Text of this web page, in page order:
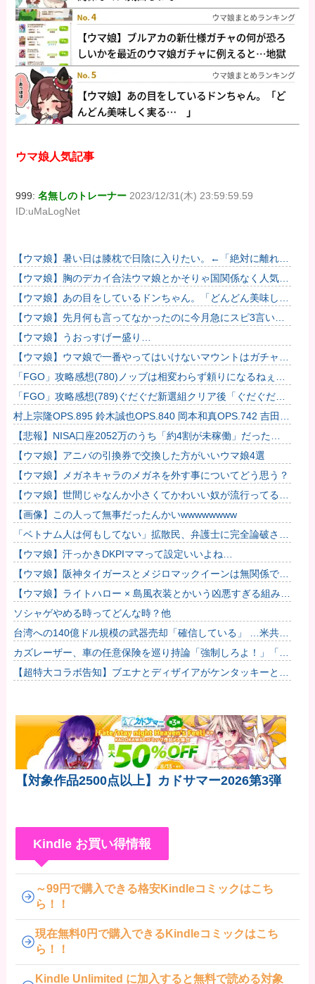
ウマ娘人気記事
999:名無しのトレーナー 2023/12/31(木) 23:59:59.59
ID:uMaLogNet
【ウマ娘】暑い日は膝枕で日陰に入りたい。←「絶対に離れた
くない場所だな」
【ウマ娘】胸のデカイ合法ウマ娘とかそりゃ国関係なく人気出
るわな
【ウマ娘】あの目をしているドンちゃん。「どんどん美味しく
実る…♡」
【ウマ娘】先月何も言ってなかったのに今月急にスピ3言い出
したのが怪しいよな。
【ウマ娘】うおっすげー盛り…
【ウマ娘】ウマ娘で一番やってはいけないマウントはガチャで
も育成でもグッズでもなく、これ。
「FGO」攻略感想(780)ノッブは相変わらず頼りになるねぇ。
そしておにぎりモグモグしてる河上彦斎カワ(・∀・)イイ!!
「FGO」攻略感想(789)ぐだぐだ新選組クリア後「ぐだぐだノ
ッブ大爆発」開始！相変わらずぐだぐだしてやがるぜ…
村上宗隆OPS.895 鈴木誠也OPS.840 岡本和真OPS.742 吉田正
尚OPS.740←これ
【悲報】NISA口座2052万のうち「約4割が未稼働」だった
wwwwww
【ウマ娘】アニバの引換券で交換した方がいいウマ娘4選
【ウマ娘】メガネキャラのメガネを外す事についてどう思う？
【ウマ娘】世間じゃなんか小さくてかわいい奴が流行ってるら
しいな？
【画像】この人って無事だったんかいwwwwwwww
「ベトナム人は何もしてない」拡散民、弁護士に完全論破され
るｗｗｗｗｗｗｗ
【ウマ娘】汗っかきDKPIママって設定いいよね…
【ウマ娘】阪神タイガースとメジロマックイーンは無関係で
す！
【ウマ娘】ライトハロー × 島風衣装とかいう凶悪すぎる組み合
わせｗｗｗ「大変なことに…」他
ソシャゲやめる時ってどんな時？他
台湾への140億ドル規模の武器売却「確信している」 …米共和
党重鎮、マコール議員が表明！
カズレーザー、車の任意保険を巡り持論「強制しろよ！」「保
険にも入れないヤツは運転すんなよ」
【超特大コラボ告知】ブエナとディザイアがケンタッキーとの
【対象作品2500点以上】カドサマー2026第3弾
Kindle お買い得情報
～99円で購入できる格安Kindleコミックはこち
ら！！
現在無料0円で購入できるKindleコミックはこち
ら！！
Kindle Unlimited に加入すると無料で読める対象